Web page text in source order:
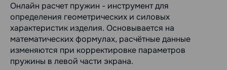
Онлайн расчет пружин - инструмент для
определения геометрических и силовых
характеристик изделия. Основывается на
математических формулах, расчётные данные
изменяются при корректировке параметров
пружины в левой части экрана.